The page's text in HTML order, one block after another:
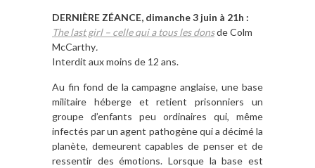
DERNIÈRE ZÉANCE, dimanche 3 juin à 21h :
The last girl – celle qui a tous les donsde Colm
McCarthy.
Interdit aux moins de 12 ans.
Au fin fond de la campagne anglaise, une base
militaire héberge et retient prisonniers un
groupe d’enfants peu ordinaires qui, même
infectés par un agent pathogène qui a décimé la
planète, demeurent capables de penser et de
ressentir des émotions. Lorsque la base est